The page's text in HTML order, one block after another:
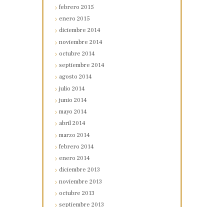
febrero2015
enero2015
diciembre2014
noviembre2014
octubre2014
septiembre2014
agosto2014
julio2014
junio2014
mayo2014
abril2014
marzo2014
febrero2014
enero2014
diciembre2013
noviembre2013
octubre2013
septiembre2013